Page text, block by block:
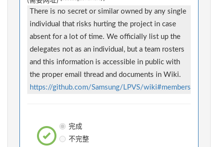
There is no secret or similar owned by any single
individual that risks hurting the project in case
absent for a lot of time. We officially list up the
delegates not as an individual, but a team rosters
and this information is accessible in public with
the proper email thread and documents in Wiki.
https://github.com/Samsung/LPVS/wiki#members
完成
不完整